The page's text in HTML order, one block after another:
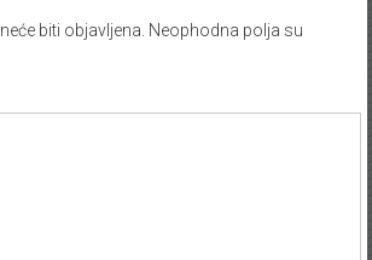
biti objavljena. Neophodna polja su